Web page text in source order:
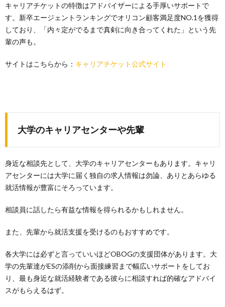
キャリアチケットの特徴はアドバイザーによる手厚いサポートで
す。新卒エージェントランキングでオリコン顧客満足度NO.1を獲得
しており、「内々定がでるまで真剣に向き合ってくれた」という先
輩の声も。
サイトはこちらから： キャリアチケット公式サイト
大学のキャリアセンターや先輩
身近な相談先として、大学のキャリアセンターもあります。キャリ
アセンターには大学に届く独自の求人情報は勿論、ありとあらゆる
就活情報が豊富にそろっています。
相談員に話したら有益な情報を得られるかもしれません。
また、先輩から就活支援を受けるのもおすすめです。
各大学には必ずと言っていいほどOBOGの支援団体があります。大
学の先輩達がESの添削から面接練習まで幅広いサポートをしてお
り、最も身近な就活経験者である彼らに相談すれば的確なアドバイ
スがもらえるはず。